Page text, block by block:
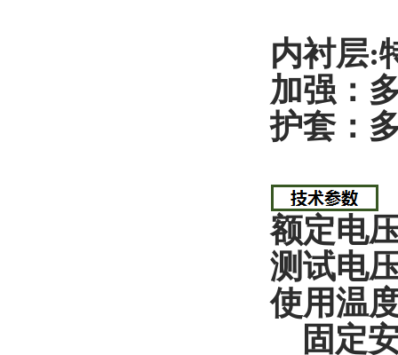
内衬层:
加强：
护套：
额定电
测试电
使用温
固定